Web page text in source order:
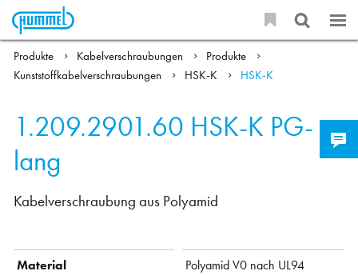
Produkte Kabelverschraubungen
Produkte
Kunststoffkabelverschraubungen
HSK-K HSK-K
1.209.2901.60 HSK-K PG-
lang
Kabelverschraubung aus Polyamid
Material
Polyamid V0 nach UL94